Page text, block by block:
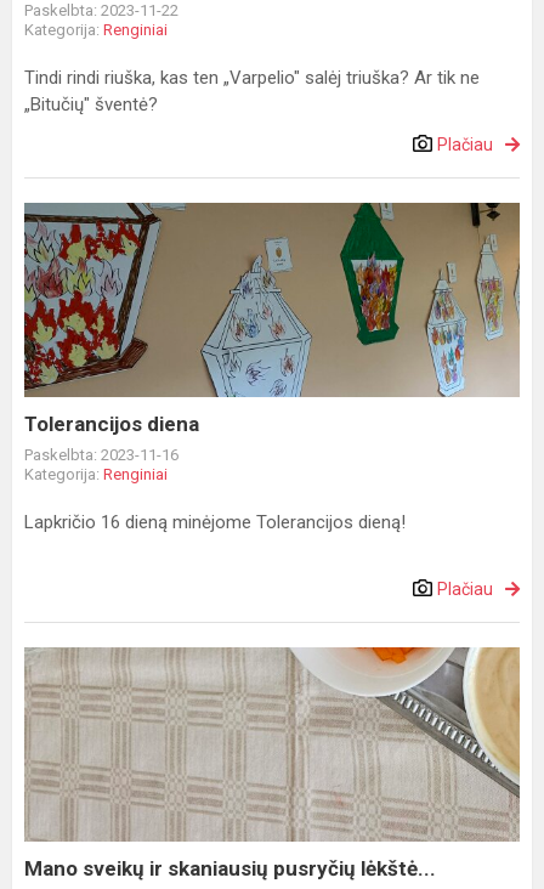
Paskelbta: 2023-11-22
Kategorija: Renginiai
Tindi rindi riuška, kas ten „Varpelio" salėj triuška? Ar tik ne
„Bitučių" šventė?
Plačiau
Tolerancijos
diena
Tolerancijos diena
Paskelbta: 2023-11-16
Kategorija: Renginiai
Lapkričio 16 dieną minėjome Tolerancijos dieną!
Plačiau
Mano
sveikų
ir
pusryčių
lėkštė...
Mano sveikų ir skaniausių pusryčių lėkštė...